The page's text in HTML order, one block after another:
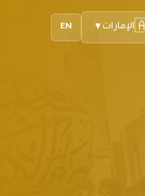
EN الإمارات ▼